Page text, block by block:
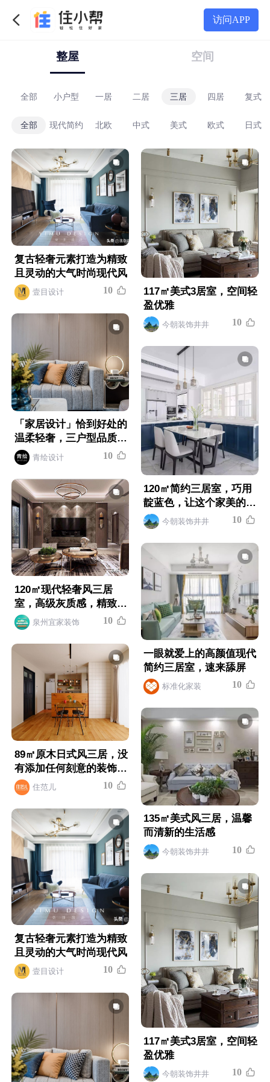
访问APP
整屋 空间
全部 小户型 一居 二居 三居 四居 复式
全部 现代简约 北欧 中式 美式 欧式 日式
复古轻奢元素打造为精致
且灵动的大气时尚现代风
壹目设计 10
「家居设计」恰到好处的
温柔轻奢，三户型品质美
学家 | 圣易文
青绘设计 10
120㎡现代轻奢风三居
室，高级灰质感，精致有
格调的家
泉州宜家装饰 10
89㎡原木日式风三居，没
有添加任何刻意的装饰，
自然朴实
住范儿 10
复古轻奢元素打造为精致
且灵动的大气时尚现代风
壹目设计 10
117㎡美式3居室，空间轻
盈优雅
今朝装饰井井 10
120㎡简约三居室，巧用
靛蓝色，让这个家美的与
众不同今朝装饰井井 10
一眼就爱上的高颜值现代
简约三居室，速来舔屏
标准化家装 10
135㎡美式风三居，温馨
而清新的生活感
今朝装饰井井 10
117㎡美式3居室，空间轻
盈优雅
今朝装饰井井 10